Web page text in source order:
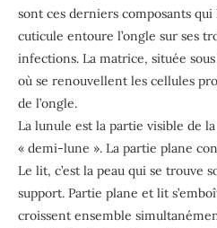
sont ces derniers composants qui
cuticule entoure l’ongle sur ses
infections. La matrice, située
où se renouvellent les cellules
de l’ongle.
La lunule est la partie visible de
« demi-lune ». La partie plane
Le lit, c’est la peau qui se trouve
support. Partie plane et lit
croissent ensemble